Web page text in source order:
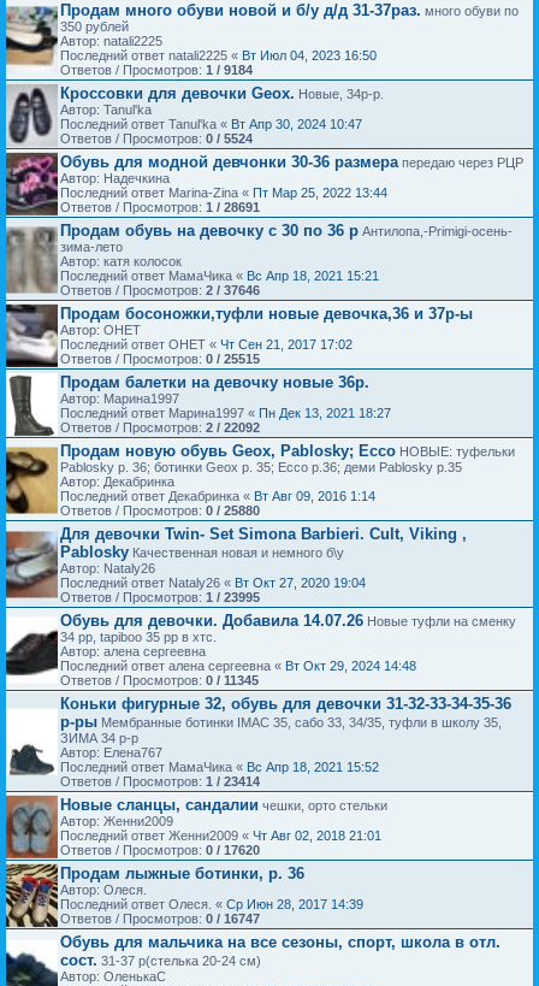
Продам много обуви новой и б/у д/д 31-37раз. много обуви по
350 рублей
Автор: natali2225
Последний ответ natali2225 « Вт Июл 04, 2023 16:50
Ответов / Просмотров: 1 / 9184
Кроссовки для девочки Geox. Новые, 34р-р.
Автор: Tanul'ka
Последний ответ Tanul'ka « Вт Апр 30, 2024 10:47
Ответов / Просмотров: 0 / 5524
Обувь для модной девчонки 30-36 размера передаю через РЦР
Автор: Надечкина
Последний ответ Marina-Zina « Пт Мар 25, 2022 13:44
Ответов / Просмотров: 1 / 28691
Продам обувь на девочку с 30 по 36 р Антилопа,-Primigi-осень-
зима-лето
Автор: катя колосок
Последний ответ МамаЧика « Вс Апр 18, 2021 15:21
Ответов / Просмотров: 2 / 37646
Продам босоножки,туфли новые девочка,36 и 37р-ы
Автор: ОНЕТ
Последний ответ ОНЕТ « Чт Сен 21, 2017 17:02
Ответов / Просмотров: 0 / 25515
Продам балетки на девочку новые 36р.
Автор: Марина1997
Последний ответ Марина1997 « Пн Дек 13, 2021 18:27
Ответов / Просмотров: 2 / 22092
Продам новую обувь Geox, Pablosky; Ecco НОВЫЕ: туфельки
Pablosky р. 36; ботинки Geox р. 35; Ecco р.36; деми Pablosky р.35
Автор: Декабринка
Последний ответ Декабринка « Вт Авг 09, 2016 1:14
Ответов / Просмотров: 0 / 25880
Для девочки Twin- Set Simona Barbieri. Cult, Viking ,
Pablosky Качественная новая и немного б\у
Автор: Nataly26
Последний ответ Nataly26 « Вт Окт 27, 2020 19:04
Ответов / Просмотров: 1 / 23995
Обувь для девочки. Добавила 14.07.26 Новые туфли на сменку
34 рр, tapiboo 35 рр в хтс.
Автор: алена сергеевна
Последний ответ алена сергеевна « Вт Окт 29, 2024 14:48
Ответов / Просмотров: 0 / 11345
Коньки фигурные 32, обувь для девочки 31-32-33-34-35-36
р-ры Мембранные ботинки IMAC 35, сабо 33, 34/35, туфли в школу 35,
ЗИМА 34 р-р
Автор: Елена767
Последний ответ МамаЧика « Вс Апр 18, 2021 15:52
Ответов / Просмотров: 1 / 23414
Новые сланцы, сандалии чешки, орто стельки
Автор: Женни2009
Последний ответ Женни2009 « Чт Авг 02, 2018 21:01
Ответов / Просмотров: 0 / 17620
Продам лыжные ботинки, р. 36
Автор: Олеся.
Последний ответ Олеся. « Ср Июн 28, 2017 14:39
Ответов / Просмотров: 0 / 16747
Обувь для мальчика на все сезоны, спорт, школа в отл.
сост. 31-37 р(стелька 20-24 см)
Автор: ОленькаС